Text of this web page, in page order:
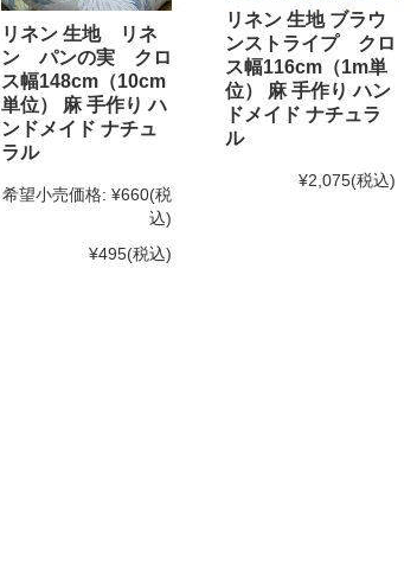
リネン 生地 リネ
ン パンの実 クロ
ス幅148cm（10cm
単位） 麻 手作り ハ
ンドメイド ナチュ
ラル
希望小売価格: ¥660(税
込)
¥495(税込)
リネン 生地 ブラウ
ンストライプ クロ
ス幅116cm（1m単
位） 麻 手作り ハン
ドメイド ナチュラ
ル
¥2,075(税込)